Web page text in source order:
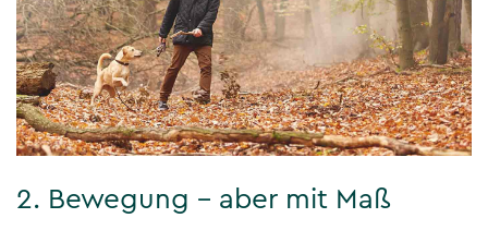
2. Bewegung – aber mit Maß